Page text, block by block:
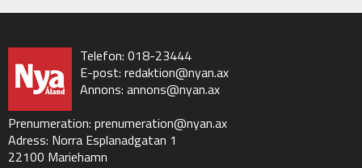
Telefon: 018-23444
E-post: redaktion@nyan.ax
Annons: annons@nyan.ax
Prenumeration: prenumeration@nyan.ax
Adress: Norra Esplanadgatan 1
22100 Mariehamn